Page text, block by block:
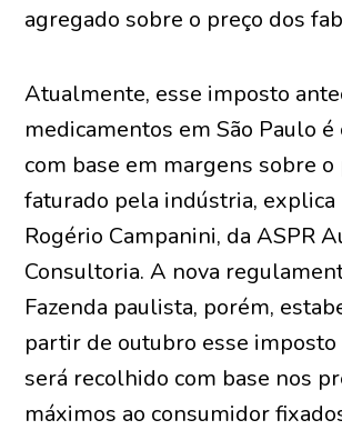
agregado sobre o preço dos
Atualmente, esse imposto
medicamentos em São Paulo é
com base em margens sobre o
faturado pela indústria, explica
Rogério Campanini, da ASPR
Consultoria. A nova
Fazenda paulista, porém,
partir de outubro esse imposto
será recolhido com base nos
máximos ao consumidor